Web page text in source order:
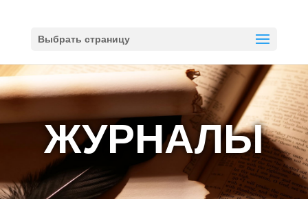
Выбрать страницу
ЖУРНАЛЫ